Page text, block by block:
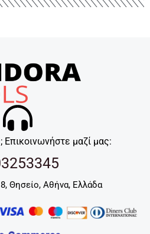
μαζί μας:
Θησείο, Αθήνα, Ελλάδα